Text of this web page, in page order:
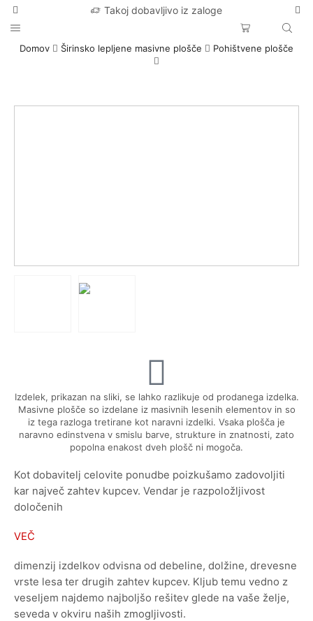
Takoj dobavljivo iz zaloge
Domov Širinsko lepljene masivne plošče Pohištvene plošče
Izdelek, prikazan na sliki, se lahko razlikuje od prodanega izdelka.
Masivne plošče so izdelane iz masivnih lesenih elementov in so
iz tega razloga tretirane kot naravni izdelki. Vsaka plošča je
naravno edinstvena v smislu barve, strukture in znatnosti, zato
popolna enakost dveh plošč ni mogoča.
Kot dobavitelj celovite ponudbe poizkušamo zadovoljiti
kar največ zahtev kupcev. Vendar je razpoložljivost
določenih
VEČ
dimenzij izdelkov odvisna od debeline, dolžine, drevesne
vrste lesa ter drugih zahtev kupcev. Kljub temu vedno z
veseljem najdemo najboljšo rešitev glede na vaše želje,
seveda v okviru naših zmogljivosti.